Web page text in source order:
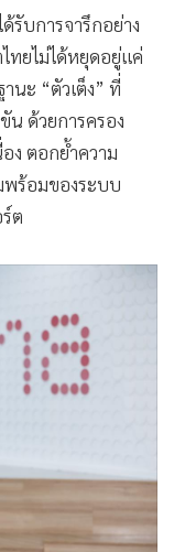
บการจารึกอย่าง
ยไม่ได้หยุดอยู่แค่
นะ “ตัวเต็ง” ที่
ด้วยการครอง
ตอกย้ำความ